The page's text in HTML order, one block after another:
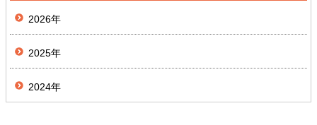
2026年
2025年
2024年